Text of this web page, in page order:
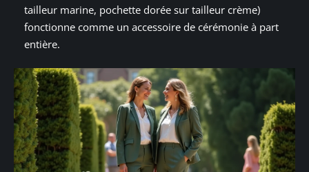
tailleur marine, pochette dorée sur tailleur crème)
fonctionne comme un accessoire de cérémonie à part
entière.